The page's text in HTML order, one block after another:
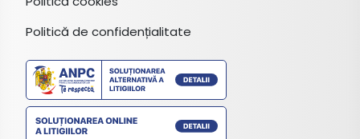
Politică de confidențialitate